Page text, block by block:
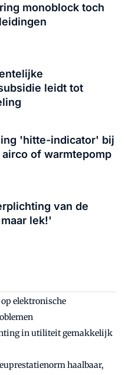
monoblock toch
leidingen
leidt tot
'hitte-indicator' bij
of warmtepomp
van de
lek!'
elektronische
in utiliteit gemakkelijk
haalbaar,